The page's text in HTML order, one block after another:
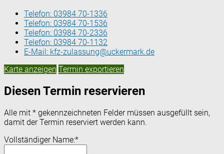
Telefon: 03984 70-1336
Telefon: 03984 70-1536
Telefon: 03984 70-2336
Telefon: 03984 70-1132
E-Mail: kfz-zulassung@uckermark.de
Karte anzeigen Termin exportieren
Diesen Termin reservieren
Alle mit * gekennzeichneten Felder müssen ausgefüllt sein,
damit der Termin reserviert werden kann.
Vollständiger Name:*